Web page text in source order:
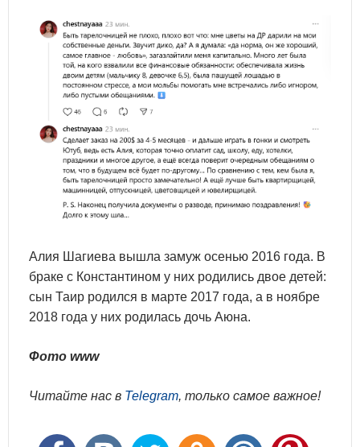
Алия Шагиева вышла замуж осенью 2016 года. В
браке с Константином у них родились двое детей:
сын Таир родился в марте 2017 года, а в ноябре
2018 года у них родилась дочь Аюна.
Фото www
Читайте нас в Telegram, только самое важное!